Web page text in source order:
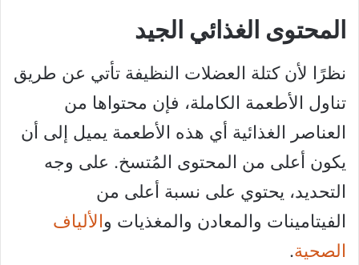
المحتوى الغذائي الجيد
نظرًا لأن كتلة العضلات النظيفة تأتي عن طريق
تناول الأطعمة الكاملة، فإن محتواها من
العناصر الغذائية أي هذه الأطعمة يميل إلى أن
يكون أعلى من المحتوى المُتسخ. على وجه
التحديد، يحتوي على نسبة أعلى من
الفيتامينات والمعادن والمغذيات والألياف
الصحية.